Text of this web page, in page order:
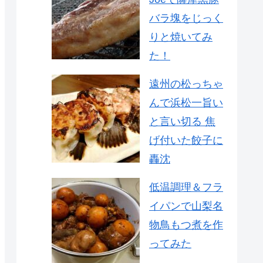
バラ塊をじっく
りと焼いてみ
た！
遠州の松っちゃ
んで浜松一旨い
と言い切る 焦
げ付いた餃子に
轟沈
低温調理＆フラ
イパンで山梨名
物鳥もつ煮を作
ってみた